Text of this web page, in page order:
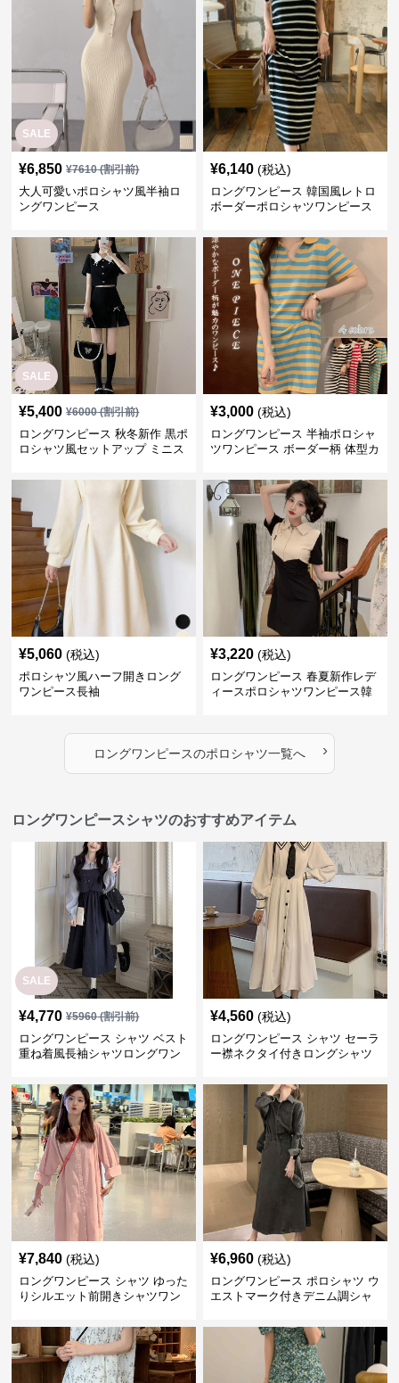
SALE
¥6,850 ¥7610(割引前)
大人可愛いポロシャツ風半袖ロ
ングワンピース
¥6,140 (税込)
ロングワンピース 韓国風レトロ
ボーダーポロシャツワンピース
SALE
¥5,400 ¥6000(割引前)
ロングワンピース 秋冬新作 黒ポ
ロシャツ風セットアップ ミニス
¥3,000 (税込)
ロングワンピース 半袖ポロシャ
ツワンピース ボーダー柄 体型カ
¥5,060 (税込)
ポロシャツ風ハーフ開きロング
ワンピース長袖
¥3,220 (税込)
ロングワンピース 春夏新作レデ
ィースポロシャツワンピース韓
ロングワンピースのポロシャツ一覧へ ›
ロングワンピースシャツのおすすめアイテム
SALE
¥4,770 ¥5960(割引前)
ロングワンピース シャツ ベスト
重ね着風長袖シャツロングワン
¥4,560 (税込)
ロングワンピース シャツ セーラ
ー襟ネクタイ付きロングシャツ
¥7,840 (税込)
ロングワンピース シャツ ゆった
りシルエット前開きシャツワン
¥6,960 (税込)
ロングワンピース ポロシャツ ウ
エストマーク付きデニム調シャ